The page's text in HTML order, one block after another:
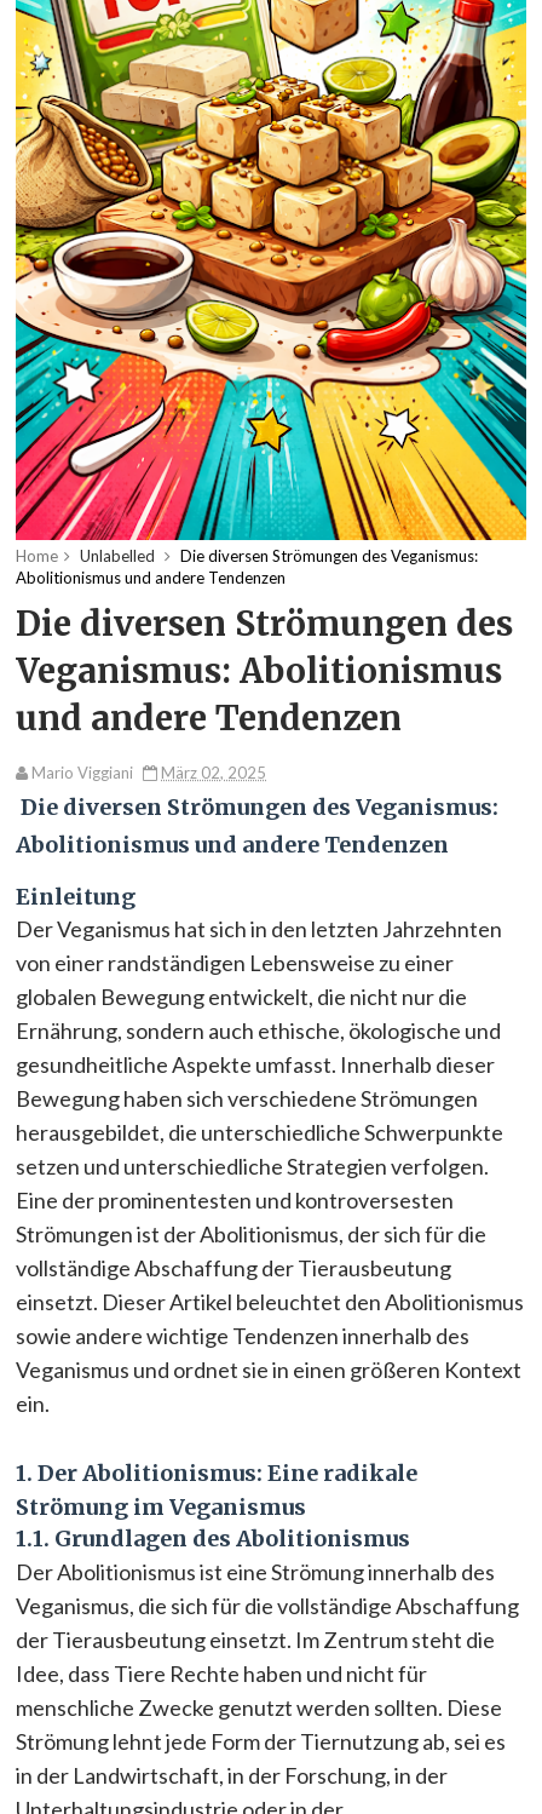
Home Unlabelled
Die diversen Strömungen des Veganismus:
Abolitionismus und andere Tendenzen
Die diversen Strömungen des
Veganismus: Abolitionismus
und andere Tendenzen
Mario Viggiani März 02, 2025
Die diversen Strömungen des Veganismus:
Abolitionismus und andere Tendenzen
Einleitung
Der Veganismus hat sich in den letzten Jahrzehnten
von einer randständigen Lebensweise zu einer
globalen Bewegung entwickelt, die nicht nur die
Ernährung, sondern auch ethische, ökologische und
gesundheitliche Aspekte umfasst. Innerhalb dieser
Bewegung haben sich verschiedene Strömungen
herausgebildet, die unterschiedliche Schwerpunkte
setzen und unterschiedliche Strategien verfolgen.
Eine der prominentesten und kontroversesten
Strömungen ist der Abolitionismus, der sich für die
vollständige Abschaffung der Tierausbeutung
einsetzt. Dieser Artikel beleuchtet den Abolitionismus
sowie andere wichtige Tendenzen innerhalb des
Veganismus und ordnet sie in einen größeren Kontext
ein.
1. Der Abolitionismus: Eine radikale
Strömung im Veganismus
1.1. Grundlagen des Abolitionismus
Der Abolitionismus ist eine Strömung innerhalb des
Veganismus, die sich für die vollständige Abschaffung
der Tierausbeutung einsetzt. Im Zentrum steht die
Idee, dass Tiere Rechte haben und nicht für
menschliche Zwecke genutzt werden sollten. Diese
Strömung lehnt jede Form der Tiernutzung ab, sei es
in der Landwirtschaft, in der Forschung, in der